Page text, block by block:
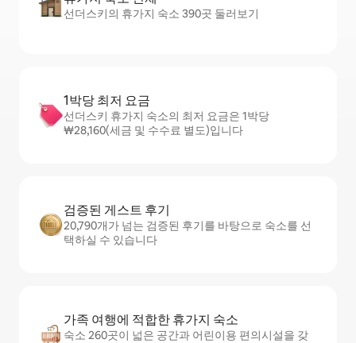
선더스키의 휴가지 숙소 390곳 둘러보기
1박당 최저 요금
선더스키 휴가지 숙소의 최저 요금은 1박당
₩28,160(세금 및 수수료 별도)입니다
검증된 게스트 후기
20,790개가 넘는 검증된 후기를 바탕으로 숙소를 선
택하실 수 있습니다
가족 여행에 적합한 휴가지 숙소
숙소 260곳이 넓은 공간과 어린이용 편의시설을 갖